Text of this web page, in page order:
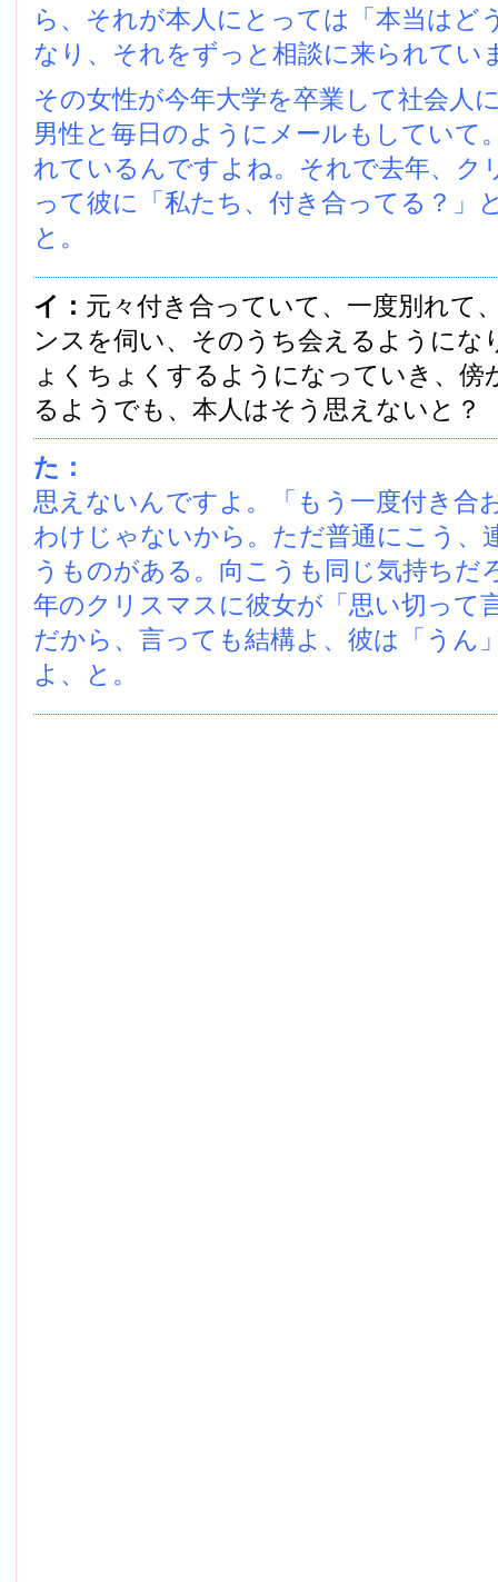
ら、それが本人にとっては「本当はど
なり、それをずっと相談に来られてい
その女性が今年大学を卒業して社会人
男性と毎日のようにメールもしていて
れているんですよね。それで去年、ク
って彼に「私たち、付き合ってる？」
と。
イ： 元々付き合っていて、一度別れて
ンスを伺い、そのうち会えるようにな
ょくちょくするようになっていき、
るようでも、本人はそう思えないと？
た：
思えないんですよ。「もう一度付き合
わけじゃないから。ただ普通にこう、
うものがある。向こうも同じ気持ちだ
年のクリスマスに彼女が「思い切って
だから、言っても結構よ、彼は「うん
よ、と。